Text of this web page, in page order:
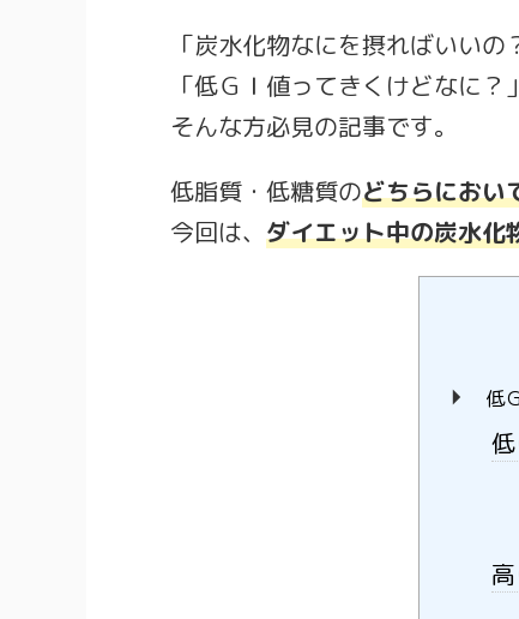
「炭水化物なにを摂ればいいの
「低ＧＩ値ってきくけどなに？」
そんな方必見の記事です。
低脂質・低糖質のどちらにおい
今回は、 ダイエット中の炭水化
低